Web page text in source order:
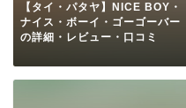
【タイ・パタヤ】NICE BOY・
ナイス・ボーイ・ゴーゴーバー
の詳細・レビュー・口コミ